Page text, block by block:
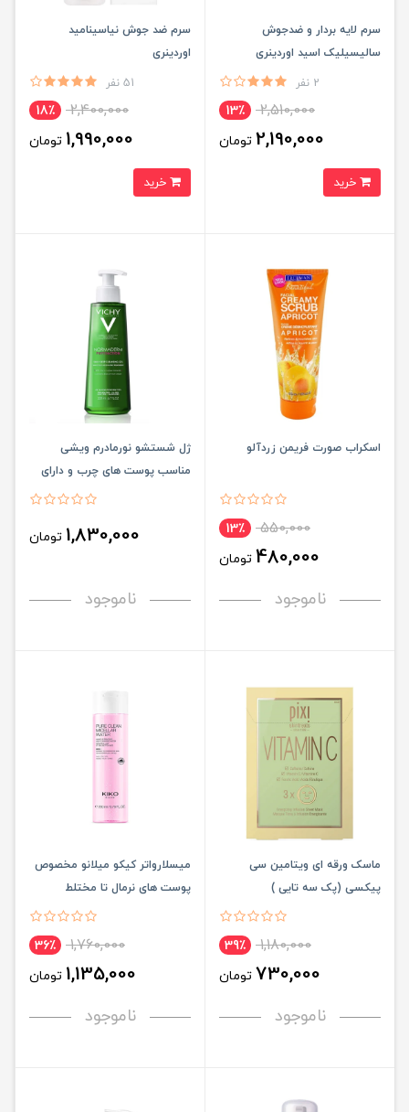
سرم لایه بردار و ضدجوش
سالیسیلیک اسید اوردینری
2 نفر
2,510,000 13٪
2,190,000 تومان
سرم ضد جوش نیاسینامید
اوردینری
51 نفر
2,400,000 18٪
1,990,000 تومان
اسکراب صورت فریمن زردآلو
550,000 13٪
480,000 تومان
ناموجود
ژل شستشو نورمادرم ویشی
مناسب پوست های چرب و دارای
1,830,000 تومان
ناموجود
ماسک ورقه ای ویتامین سی
پیکسی (پک سه تایی )
1,180,000 39٪
730,000 تومان
ناموجود
میسلارواتر کیکو میلانو مخصوص
پوست های نرمال تا مختلط
1,760,000 36٪
1,135,000 تومان
ناموجود